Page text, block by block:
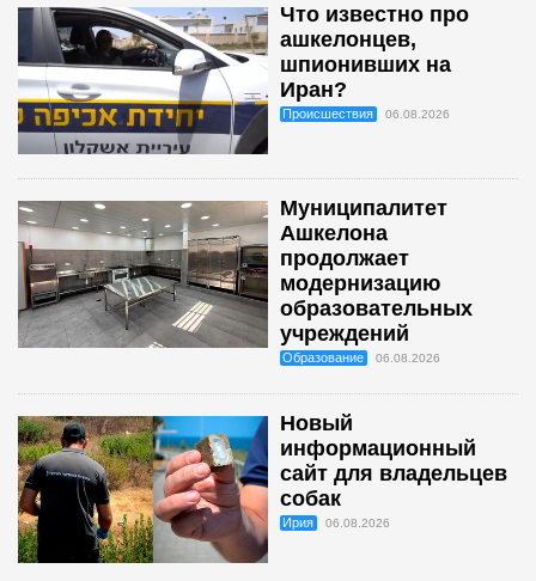
Что известно про
ашкелонцев,
шпионивших на
Иран?
Происшествия 06.08.2026
Муниципалитет
Ашкелона
продолжает
модернизацию
образовательных
учреждений
Образование 06.08.2026
Новый
информационный
сайт для владельцев
собак
Ирия 06.08.2026